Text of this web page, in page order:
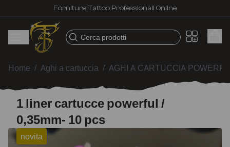
Forniture Tattoo Professionali Online
Cerca prodotti
Home / Aghi a cartuccia / AGHI A CARTUCCIA
1 liner cartucce powerful /
0,35mm- 10 pcs
novita